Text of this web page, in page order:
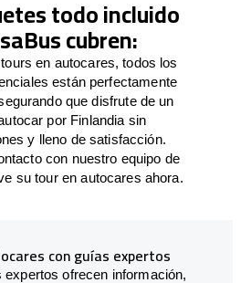
todo incluido
cubren:
en autocares, todos los
están perfectamente
que disfrute de un
por Finlandia sin
y lleno de satisfacción.
con nuestro equipo de
su tour en autocares ahora.
con guías expertos
ofrecen información,